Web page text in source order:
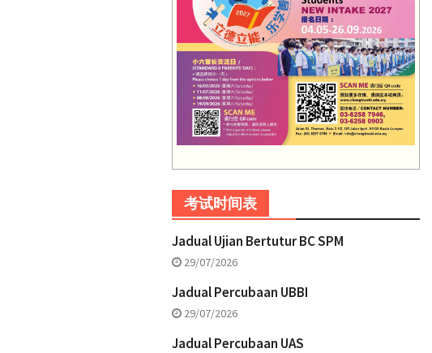
考试时间表
Jadual Ujian Bertutur BC SPM
29/07/2026
Jadual Percubaan UBBI
29/07/2026
Jadual Percubaan UAS